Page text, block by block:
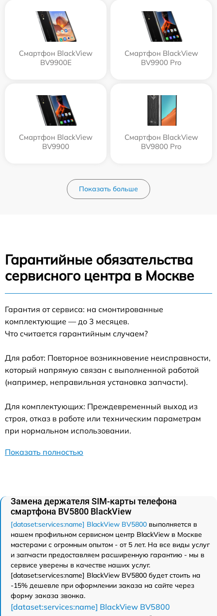
Смартфон BlackView
BV9900E
Смартфон BlackView
BV9900 Pro
Смартфон BlackView
BV9900
Смартфон BlackView
BV9800 Pro
Показать больше
Гарантийные обязательства
сервисного центра в Москве
Гарантия от сервиса: на смонтированные
комплектующие — до 3 месяцев.
Что считается гарантийным случаем?
Для работ: Повторное возникновение неисправности,
который напрямую связан с выполненной работой
(например, неправильная установка запчасти).
Для комплектующих: Преждевременный выход из
строя, отказ в работе или техническим параметрам
при нормальном использовании.
Показать полностью
Замена держателя SIM-карты телефона
смартфона BV5800 BlackView
[dataset:services:name] BlackView BV5800 выполняется в
нашем профильном сервисном центр BlackView в Москве
мастерами с огромным опытом - от 5 лет. На все виды услуг
и запчасти предоставляем расширенную гарантию - мы в
сервисе уверены в качестве наших услуг.
[dataset:services:name] BlackView BV5800 будет стоить на
-15% дешевле при оформлении заказа на сайте через
форму заказа звонка.
[dataset:services:name] BlackView BV5800